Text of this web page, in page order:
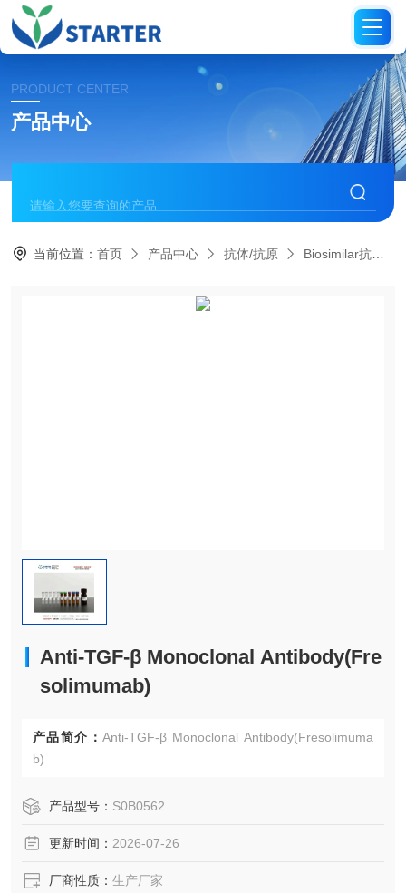
PRODUCT CENTER
产品中心
当前位置：首页 产品中心 抗体/抗原 Biosimilar抗体
Anti-TGF-β Monoclonal Antibody(Fre
solimumab)
产品简介： Anti-TGF-β Monoclonal Antibody(Fresolimuma
b)
产品型号： S0B0562
更新时间： 2026-07-26
厂商性质： 生产厂家